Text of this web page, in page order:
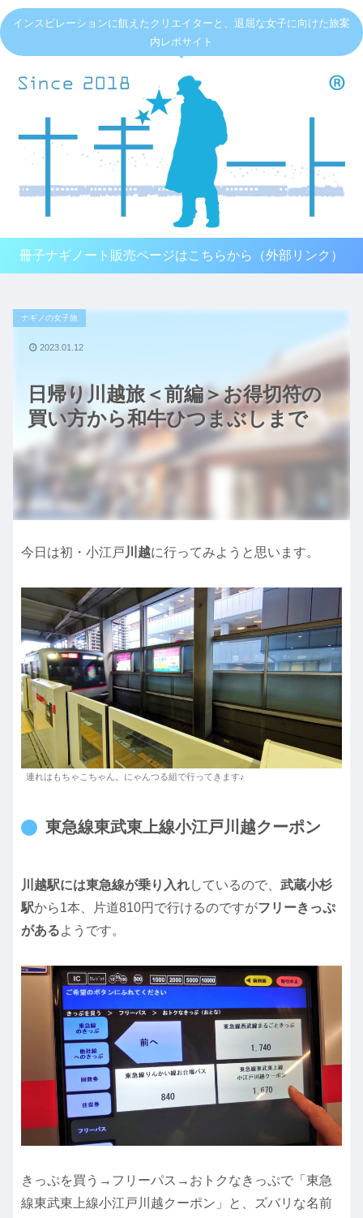
インスピレーションに飢えたクリエイターと、退屈な女子に向けた旅案
内レポサイト
冊子ナギノート販売ページはこちらから（外部リンク）
日帰り川越旅＜前編＞お得切符の
買い方から和牛ひつまぶしまで
ナギノの女子旅
2023.01.12
今日は初・小江戸 川越に行ってみようと思います。
連れはもちゃこちゃん。にゃんつる組で行ってきます♪
東急線東武東上線小江戸川越クーポン
川越駅には東急線が乗り入れしているので、 武蔵小杉
駅から1本、片道810円で行けるのですがフリーきっぷ
があるようです。
きっぷを買う→フリーパス→おトクなきっぷで「東急
線東武東上線小江戸川越クーポン」と、ズバリな名前